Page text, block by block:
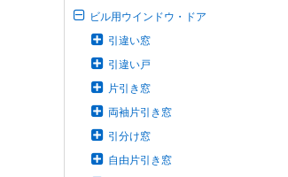
ビル用ウインドウ・ドア
引違い窓
引違い戸
片引き窓
両袖片引き窓
引分け窓
自由片引き窓